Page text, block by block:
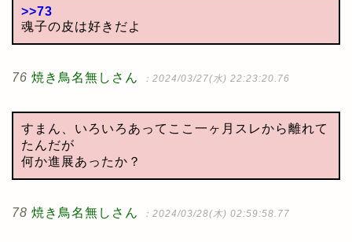
>>73
魂子の皮は好きだよ
76 焼き鳥名無しさん ：2024/03/27(水) 22:23:20.76
すまん、いろいろあってここ一ヶ月スレから離れて
たんだが
何か進展あったか？
78 焼き鳥名無しさん ：2024/03/28(木) 02:59:58.77